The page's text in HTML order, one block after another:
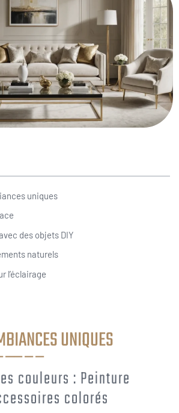
uniques
des objets DIY
naturels
l’éclairage
UNIQUES
couleurs : Peinture
colorés